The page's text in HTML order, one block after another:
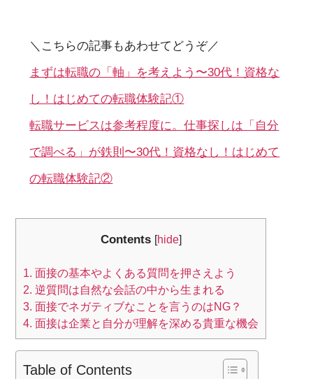
＼こちらの記事もあわせてどうぞ／
まずは転職の「軸」を考えよう〜30代！資格な
し！はじめての転職体験記①
転職サービスは参考程度に。仕事探しは「自分
で調べる」が鉄則〜30代！資格なし！はじめて
の転職体験記②
Contents [hide]
1. 面接の基本やよくある質問を押さえよう
2. 逆質問は自然な会話の中から生まれる
3. 面接でネガティブなことを言うのはNG？
4. 面接は企業と自分が理解を深める貴重な機会
Table of Contents